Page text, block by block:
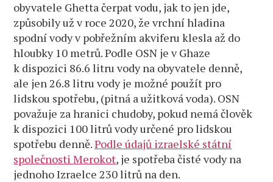
obyvatele Ghetta čerpat vodu, jak to jen jde,
způsobily už v roce 2020, že vrchní hladina
spodní vody v pobřežním akviferu klesla až do
hloubky 10 metrů. Podle OSN je v Ghaze
k dispozici 86.6 litru vody na obyvatele denně,
ale jen 26.8 litru vody je možné použít pro
lidskou spotřebu, (pitná a užitková voda). OSN
považuje za hranici chudoby, pokud nemá člověk
k dispozici 100 litrů vody určené pro lidskou
spotřebu denně.Podle údajů izraelské státní
společnosti Merokot, je spotřeba čisté vody na
jednoho Izraelce 230 litrů na den.